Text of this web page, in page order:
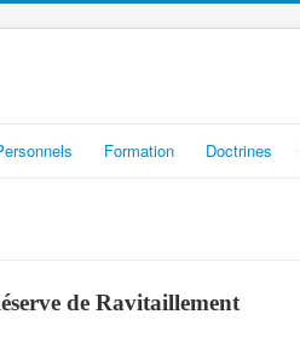
Formation Doctrines
de Ravitaillement